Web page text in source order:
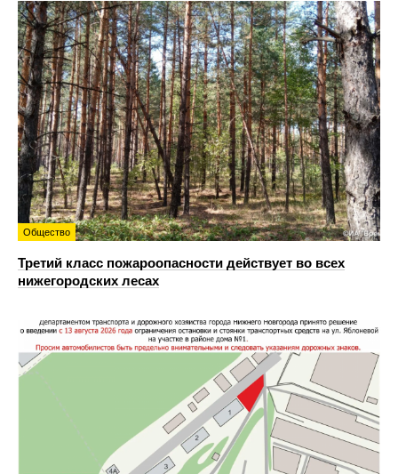
Общество
Третий класс пожароопасности действует во всех
нижегородских лесах